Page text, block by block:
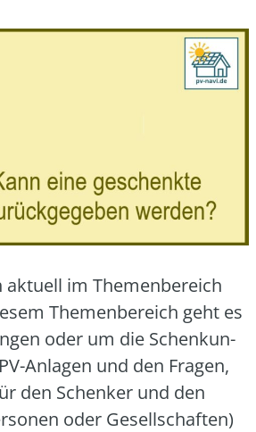
aktu­ell im The­men­be­reich
The­men­be­reich geht es
oder um die Schen­kun­
Anla­gen und den Fra­gen,
den Schen­ker und den
oder Gesell­schaf­ten)